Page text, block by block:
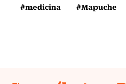
#medicina
#Mapuche